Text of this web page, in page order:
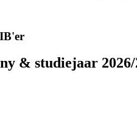
& studiejaar 2026/